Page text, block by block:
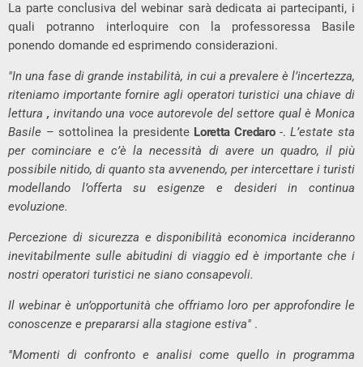
La parte conclusiva del webinar sarà dedicata ai partecipanti, i
quali potranno interloquire con la professoressa Basile
ponendo domande ed esprimendo considerazioni.
"In una fase di grande instabilità, in cui a prevalere è l’incertezza,
riteniamo importante fornire agli operatori turistici una chiave di
lettura , invitando una voce autorevole del settore qual è Monica
Basile – sottolinea la presidente Loretta Credaro -.L’estate sta
per cominciare e c’è la necessità di avere un quadro, il più
possibile nitido, di quanto sta avvenendo, per intercettare i turisti
modellando l’offerta su esigenze e desideri in continua
evoluzione.
Percezione di sicurezza e disponibilità economica incideranno
inevitabilmente sulle abitudini di viaggio ed è importante che i
nostri operatori turistici ne siano consapevoli.
Il webinar è un’opportunità che offriamo loro per approfondire le
conoscenze e prepararsi alla stagione estiva" .
"Momenti di confronto e analisi come quello in programma